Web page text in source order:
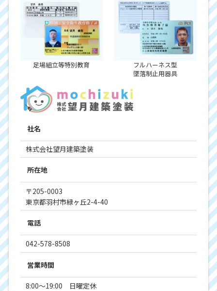
足場組立等特別教育
フルハーネス型
墜落制止用器具
社名
株式会社望月建築塗装
所在地
〒205-0003
東京都羽村市緑ヶ丘2-4-40
電話
042-578-8508
営業時間
8:00～19:00 日曜定休